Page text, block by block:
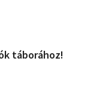
táborához!